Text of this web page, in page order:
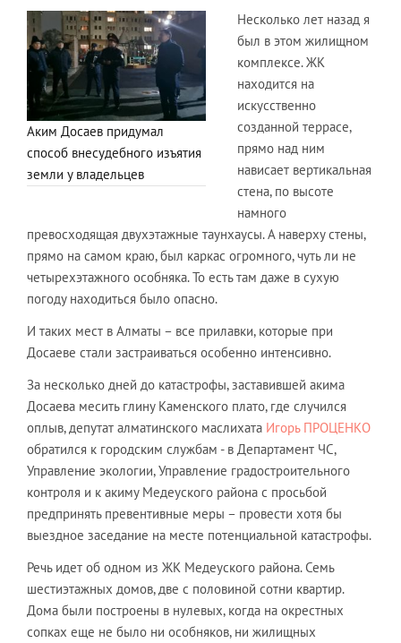
Аким Досаев придумал
способ внесудебного изъятия
земли у владельцев
Несколько лет назад я
был в этом жилищном
комплексе. ЖК
находится на
искусственно
созданной террасе,
прямо над ним
нависает вертикальная
стена, по высоте
намного
превосходящая двухэтажные таунхаусы. А наверху стены,
прямо на самом краю, был каркас огромного, чуть ли не
четырехэтажного особняка. То есть там даже в сухую
погоду находиться было опасно.
И таких мест в Алматы – все прилавки, которые при
Досаеве стали застраиваться особенно интенсивно.
За несколько дней до катастрофы, заставившей акима
Досаева месить глину Каменского плато, где случился
оплыв, депутат алматинского маслихата Игорь ПРОЦЕНКО
обратился к городским службам - в Департамент ЧС,
Управление экологии, Управление градостроительного
контроля и к акиму Медеуского района с просьбой
предпринять превентивные меры – провести хотя бы
выездное заседание на месте потенциальной катастрофы.
Речь идет об одном из ЖК Медеуского района. Семь
шестиэтажных домов, две с половиной сотни квартир.
Дома были построены в нулевых, когда на окрестных
сопках еще не было ни особняков, ни жилищных